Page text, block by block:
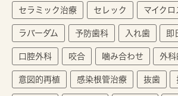
セラミック治療 セレック マイクロ
ラバーダム 予防歯科 入れ歯 即
口腔外科 咬合 噛み合わせ 外
意図的再植 感染根管治療 抜歯